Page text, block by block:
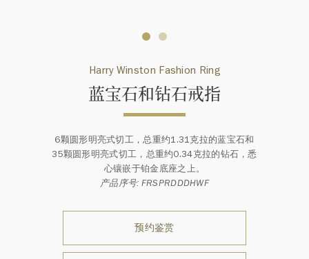
Harry Winston Fashion Ring
蓝宝石和钻石戒指
6颗圆形明亮式切工，总重约1.31克拉的蓝宝石和
35颗圆形明亮式切工，总重约0.34克拉的钻石，悉
心镶嵌于铂金底座之上。
产品序号: FRSPRDDDHWF
预约鉴赏